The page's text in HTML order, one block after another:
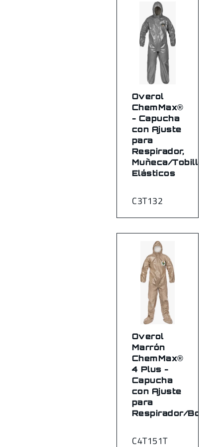
C3T132
Overol
ChemMax®
- Capucha
con Ajuste
para
Respirador,
Muñeca/Tobillo
Elásticos
C4T151T
Overol
Marrón
ChemMax®
4 Plus -
Capucha
con Ajuste
para
Respirador/Botas